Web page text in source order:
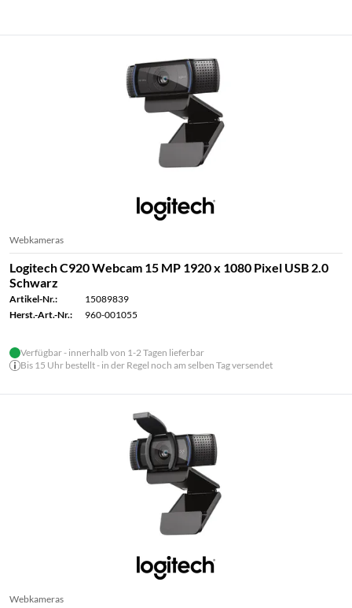
Webkameras
Logitech C920 Webcam 15 MP 1920 x 1080 Pixel USB 2.0
Schwarz
Artikel-Nr.:
15089839
Herst.-Art.-Nr.:
960-001055
Verfügbar - innerhalb von 1-2 Tagen lieferbar
Bis 15 Uhr bestellt - in der Regel noch am selben Tag versendet
Webkameras